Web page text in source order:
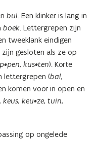
bul. Een klinker is lang in
boek. Lettergrepen zijn
tweeklank eindigen
gesloten als ze op
, kus•ten). Korte
lettergrepen (bal,
komen voor in open en
, keus, keu•ze, tuin,
op ongelede